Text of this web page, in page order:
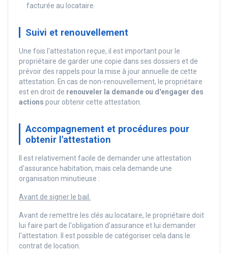
facturée au locataire.
Suivi et renouvellement
Une fois l'attestation reçue, il est important pour le
propriétaire de garder une copie dans ses dossiers et de
prévoir des rappels pour la mise à jour annuelle de cette
attestation. En cas de non-renouvellement, le propriétaire
est en droit de renouveler la demande ou d'engager des
actions pour obtenir cette attestation.
Accompagnement et procédures pour
obtenir l'attestation
Il est relativement facile de demander une attestation
d'assurance habitation, mais cela demande une
organisation minutieuse :
Avant de signer le bail.
Avant de remettre les clés au locataire, le propriétaire doit
lui faire part de l'obligation d'assurance et lui demander
l'attestation. Il est possible de catégoriser cela dans le
contrat de location.